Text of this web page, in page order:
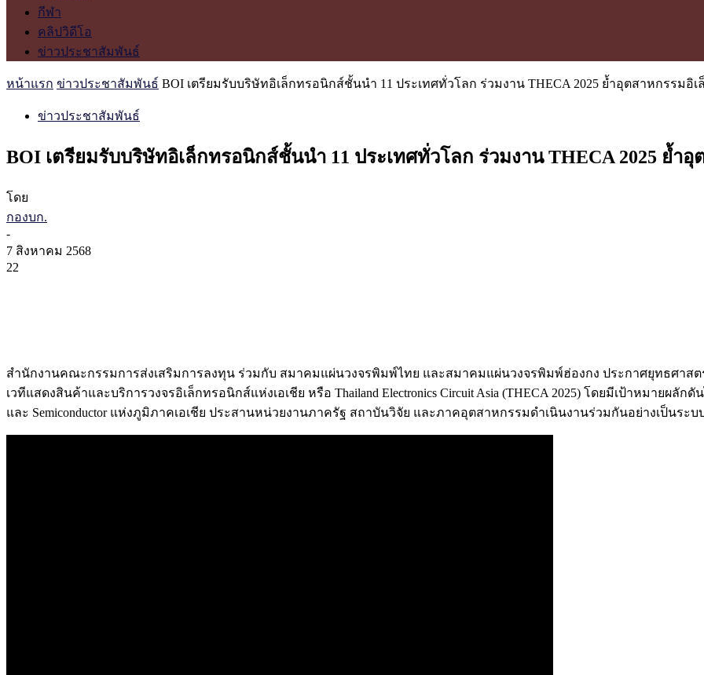
กีฬา
คลิปวิดีโอ
ข่าวประชาสัมพันธ์
หน้าแรก ข่าวประชาสัมพันธ์ BOI เตรียมรับบริษัทอิเล็กทรอนิกส์ชั้นนำ 11 ประเทศทั่วโลก ร่วมงาน THECA 2025 ย้ำอุตสาหกรรมอิ
ข่าวประชาสัมพันธ์
BOI เตรียมรับบริษัทอิเล็กทรอนิกส์ชั้นนำ 11 ประเทศทั่วโลก ร่วมงาน THECA 2025 ย้ำ
โดย
กองบก.
-
7 สิงหาคม 2568
22
สำนักงานคณะกรรมการส่งเสริมการลงทุน ร่วมกับ สมาคมแผ่นวงจรพิมพ์ไทย และสมาคมแผ่นวงจรพิมพ์ฮ่องกง ประกาศยุทธศาส
เวทีแสดงสินค้าและบริการวงจรอิเล็กทรอนิกส์แห่งเอเชีย หรือ Thailand Electronics Circuit Asia (THECA 2025) โดยมีเป้าหมายผลั
และ Semiconductor แห่งภูมิภาคเอเชีย ประสานหน่วยงานภาครัฐ สถาบันวิจัย และภาคอุตสาหกรรมดำเนินงานร่วมกันอย่างเป็นระบ